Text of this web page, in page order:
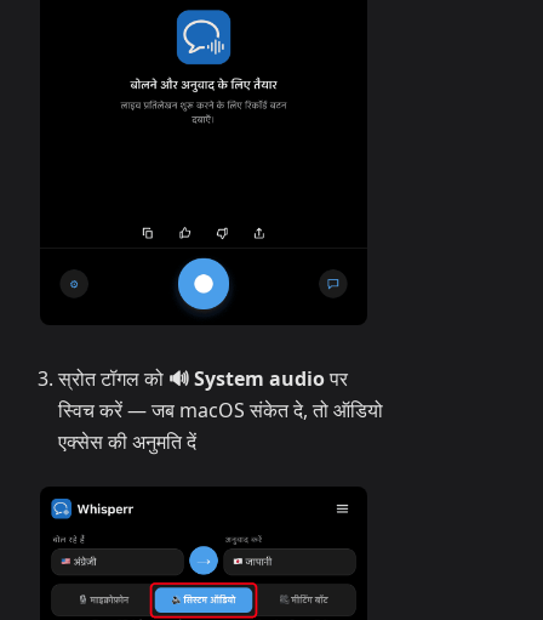
स्रोत टॉगल को 🔊 System audioपर
स्विच करें — जब macOS संकेत दे, तो ऑडियो
एक्सेस की अनुमति दें